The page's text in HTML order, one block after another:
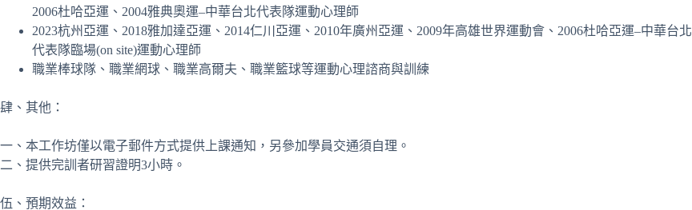
2006杜哈亞運、2004雅典奧運–中華台北代表隊運動心理師
2023杭州亞運、2018雅加達亞運、2014仁川亞運、2010年廣州亞運、2009年高雄世界運動會、2006杜哈亞運–中華台北
代表隊臨場(on site)運動心理師
職業棒球隊、職業網球、職業高爾夫、職業籃球等運動心理諮商與訓練
肆、其他：
一、本工作坊僅以電子郵件方式提供上課通知，另參加學員交通須自理。
二、提供完訓者研習證明3小時。
伍、預期效益：